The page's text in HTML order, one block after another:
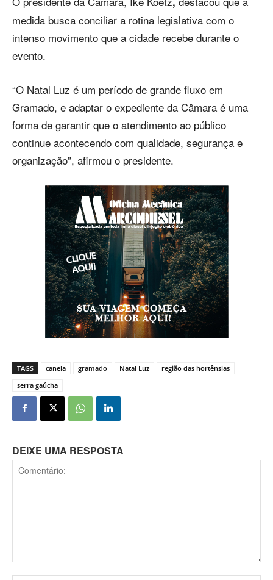
medida busca conciliar a rotina legislativa com o
intenso movimento que a cidade recebe durante o
evento.
“O Natal Luz é um período de grande fluxo em
Gramado, e adaptar o expediente da Câmara é uma
forma de garantir que o atendimento ao público
continue acontecendo com qualidade, segurança e
organização”, afirmou o presidente.
TAGS canela gramado Natal Luz
região das hortênsias
serra gaúcha
DEIXE UMA RESPOSTA